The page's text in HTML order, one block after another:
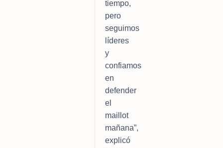
tiempo,
pero
seguimos
líderes
y
confiamos
en
defender
el
maillot
mañana”,
explicó